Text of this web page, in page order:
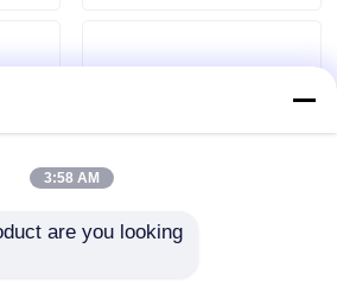
3:58 AM
are you looking